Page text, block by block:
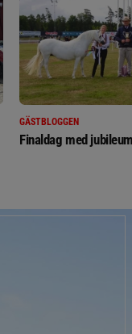
GÄSTBLOGGEN
Finaldag med